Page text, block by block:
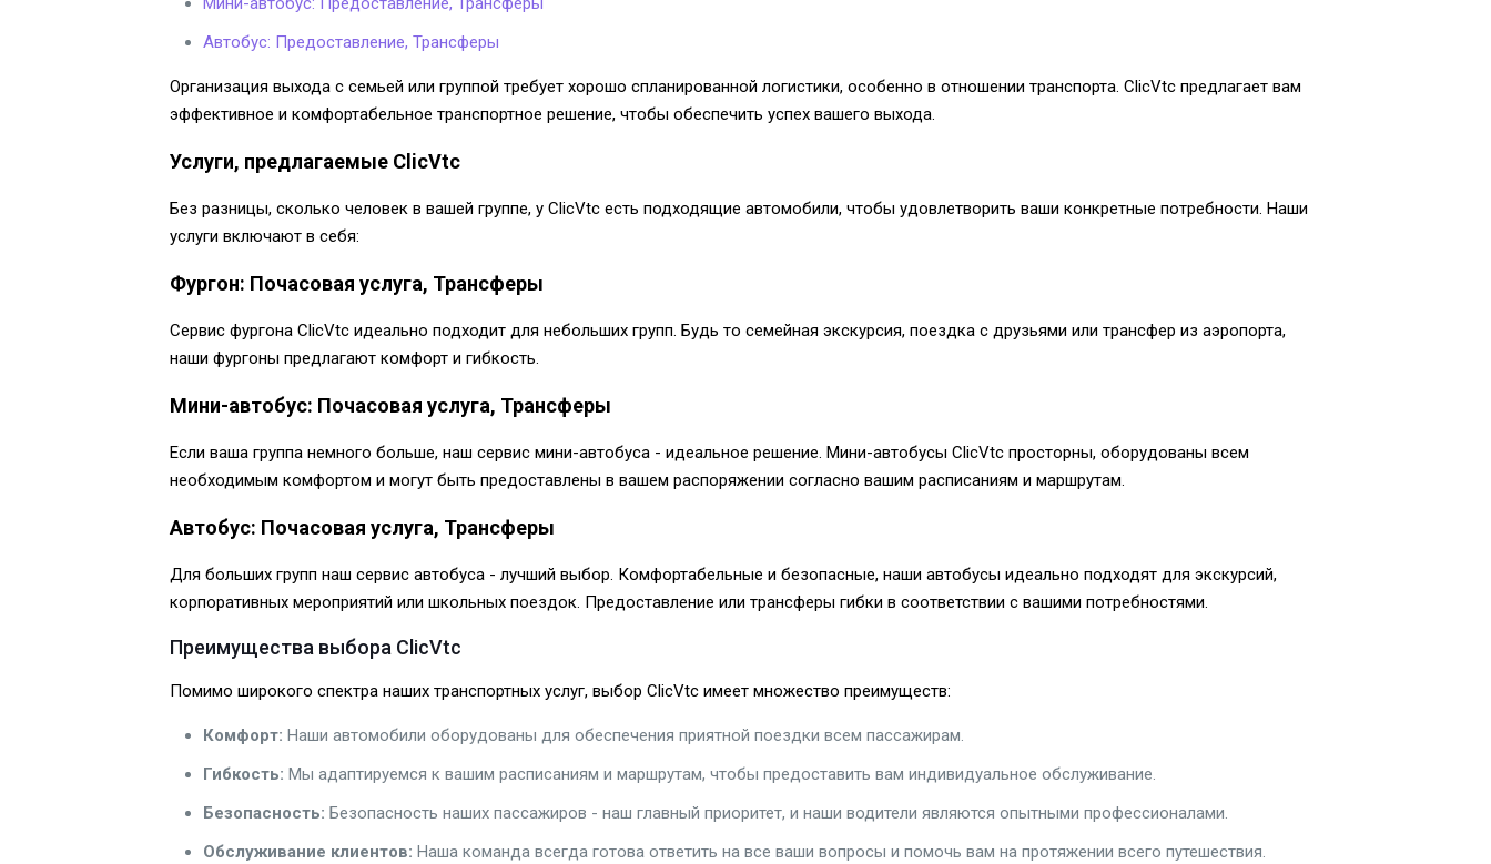
Автобус: Предоставление, Трансферы
Организация выхода с семьей или группой требует хорошо спланированной логистики, особенно в отношении транспорта. ClicVtc предлагает вам
эффективное и комфортабельное транспортное решение, чтобы обеспечить успех вашего выхода.
Услуги, предлагаемые ClicVtc
Без разницы, сколько человек в вашей группе, у ClicVtc есть подходящие автомобили, чтобы удовлетворить ваши конкретные потребности. Наши
услуги включают в себя:
Фургон: Почасовая услуга, Трансферы
Сервис фургона ClicVtc идеально подходит для небольших групп. Будь то семейная экскурсия, поездка с друзьями или трансфер из аэропорта,
наши фургоны предлагают комфорт и гибкость.
Мини-автобус: Почасовая услуга, Трансферы
Если ваша группа немного больше, наш сервис мини-автобуса - идеальное решение. Мини-автобусы ClicVtc просторны, оборудованы всем
необходимым комфортом и могут быть предоставлены в вашем распоряжении согласно вашим расписаниям и маршрутам.
Автобус: Почасовая услуга, Трансферы
Для больших групп наш сервис автобуса - лучший выбор. Комфортабельные и безопасные, наши автобусы идеально подходят для экскурсий,
корпоративных мероприятий или школьных поездок. Предоставление или трансферы гибки в соответствии с вашими потребностями.
Преимущества выбора ClicVtc
Помимо широкого спектра наших транспортных услуг, выбор ClicVtc имеет множество преимуществ:
Комфорт: Наши автомобили оборудованы для обеспечения приятной поездки всем пассажирам.
Гибкость: Мы адаптируемся к вашим расписаниям и маршрутам, чтобы предоставить вам индивидуальное обслуживание.
Безопасность: Безопасность наших пассажиров - наш главный приоритет, и наши водители являются опытными профессионалами.
Обслуживание клиентов: Наша команда всегда готова ответить на все ваши вопросы и помочь вам на протяжении всего путешествия.